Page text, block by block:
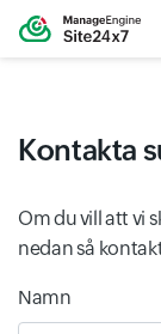
Kontakta
Om du vill att vi
nedan så
Input field
Input field
Namn